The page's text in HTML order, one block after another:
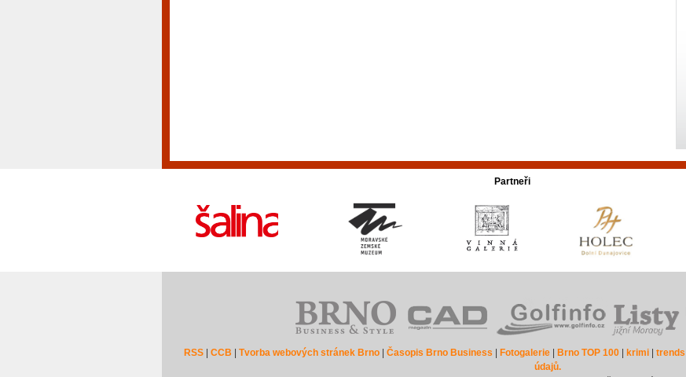
Partneři
RSS| CCB Tvorba webových stránek Brno| Časopis Brno Business Fotogalerie| Brno TOP 100| krimi| trends
údajů.